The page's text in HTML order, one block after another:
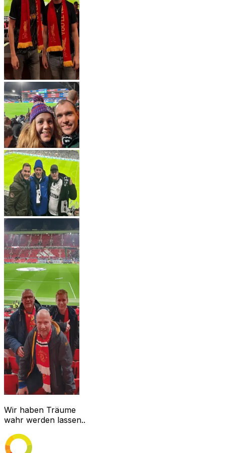
Wir haben Träume
wahr werden lassen..